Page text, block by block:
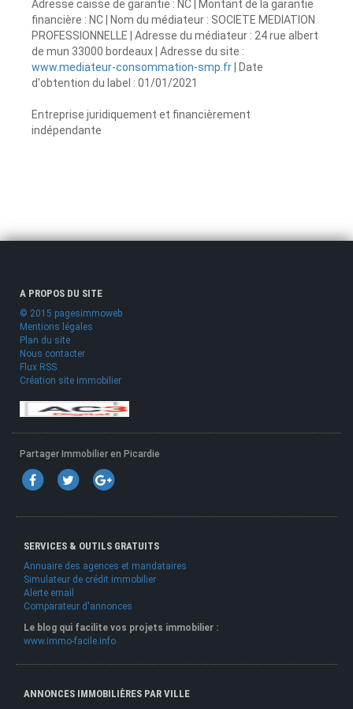
Adresse caisse de garantie : NC | Montant de la garantie
financière : NC | Nom du médiateur : SOCIETE MEDIATION
PROFESSIONNELLE | Adresse du médiateur : 24 rue albert
de mun 33000 bordeaux | Adresse du site :
www.mediateur-consommation-smp.fr| Date
d'obtention du label : 01/01/2021
Entreprise juridiquement et financièrement
indépendante
A PROPOS DU SITE
© 2015 pagesimmoweb
Mentions légales
Plan du site
Nous contacter
Flux RSS
Création site immobilier
Partager Immobilier en Picardie
SERVICES & OUTILS GRATUITS
Annuaire des agences et mandataires
Simulateur de crédit immobilier
Alerte email
Comparateur d'annonces
Le blog qui facilite vos projets immobilier :
www.immo-facile.info
ANNONCES IMMOBILIÈRES PAR VILLE